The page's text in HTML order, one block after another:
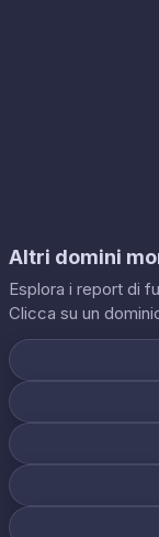
Altri domini
Esplora i report di
Clicca su un